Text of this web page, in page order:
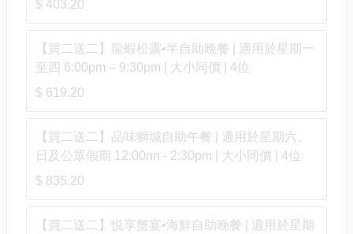
$ 403.20
【買二送二】龍蝦松露•半自助晚餐 | 適用於星期一
至四 6:00pm – 9:30pm | 大小同價 | 4位
$ 619.20
【買二送二】品味獅城自助午餐 | 適用於星期六、
日及公眾假期 12:00nn - 2:30pm | 大小同價 | 4位
$ 835.20
【買二送二】悦享蟹宴•海鮮自助晚餐 | 適用於星期